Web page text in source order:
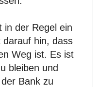
in der Regel ein
darauf hin, dass
Weg ist. Es ist
bleiben und
Bank zu